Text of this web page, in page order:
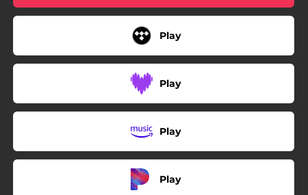
Play
Play
Play
Play